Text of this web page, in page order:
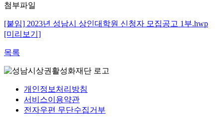
첨부파일
[붙임] 2023년 성남시 상인대학원 신청자 모집공고 1부.hwp
[미리보기]
목록
개인정보처리방침
서비스이용약관
전자우편 무단수집거부